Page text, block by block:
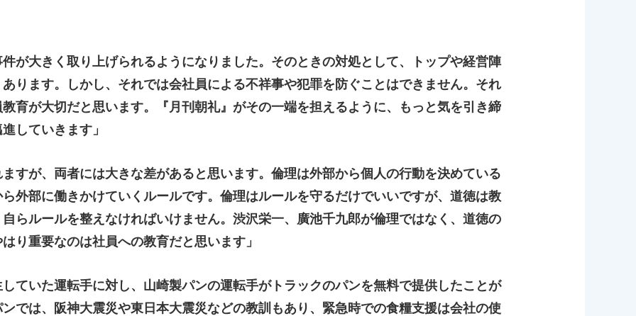
が大きく取り上げられるようになりました。そのときの対処として、トップや経営陣
ります。しかし、それでは会社員による不祥事や犯罪を防ぐことはできません。それ
育が大切だと思います。『月刊朝礼』がその一端を担えるように、もっと気を引き締
していきます」
すが、両者には大きな差があると思います。倫理は外部から個人の行動を決めている
外部に働きかけていくルールです。倫理はルールを守るだけでいいですが、道徳は教
らルールを整えなければいけません。渋沢栄一、廣池千九郎が倫理ではなく、道徳の
り重要なのは社員への教育だと思います」
ていた運転手に対し、山崎製パンの運転手がトラックのパンを無料で提供したことが
では、阪神大震災や東日本大震災などの教訓もあり、緊急時での食糧支援は会社の使